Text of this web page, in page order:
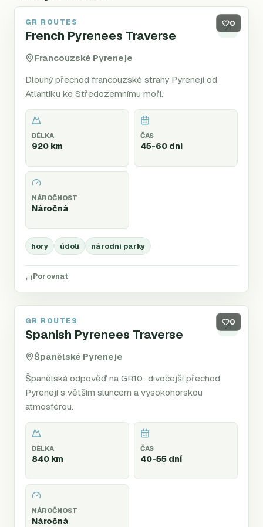
GR10 0
GR ROUTES
French Pyrenees Traverse
Francouzské Pyreneje
Dlouhý přechod francouzské strany Pyrenejí od
Atlantiku ke Středozemnímu moři.
DÉLKA
920 km
ČAS
45-60 dní
NÁROČNOST
Náročná
hory údolí národní parky
Porovnat
GR11 0
GR ROUTES
Spanish Pyrenees Traverse
Španělské Pyreneje
Španělská odpověď na GR10: divočejší přechod
Pyrenejí s větším sluncem a vysokohorskou
atmosférou.
DÉLKA
840 km
ČAS
40-55 dní
NÁROČNOST
Náročná